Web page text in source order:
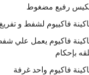
رفيع مضغوط
فاكييوم لشفط و
فاكيوم يعمل علي
بإحكام
فاكيوم واحد غرفة